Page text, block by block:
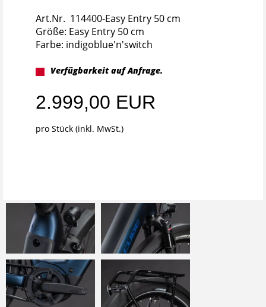
Art.Nr. 114400-Easy Entry 50 cm
Größe: Easy Entry 50 cm
Farbe: indigoblue'n'switch
Verfügbarkeit auf Anfrage.
2.999,00 EUR
pro Stück (inkl. MwSt.)